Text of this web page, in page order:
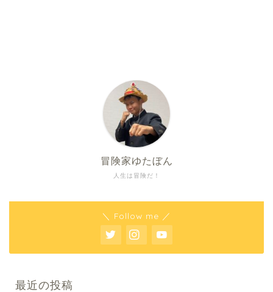
人生は冒険だ！
冒険家ゆたぼん
＼ Follow me ／
最近の投稿